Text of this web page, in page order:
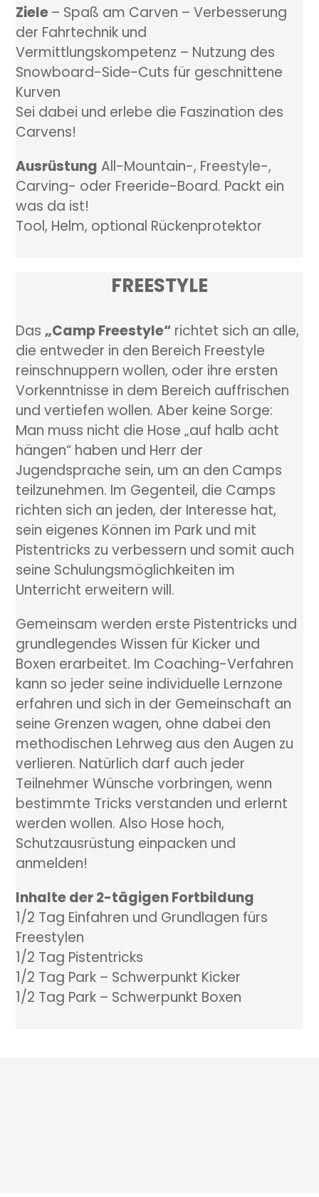
Ziele– Spaß am Carven – Verbesserung
der Fahrtechnik und
Vermittlungskompetenz – Nutzung des
Snowboard-Side-Cuts für geschnittene
Kurven
Sei dabei und erlebe die Faszination des
Carvens!
Ausrüstung All-Mountain-, Freestyle-,
Carving- oder Freeride-Board. Packt ein
was da ist!
Tool, Helm, optional Rückenprotektor
FREESTYLE
Das„Camp Freestyle“ richtet sich an alle,
die entweder in den Bereich Freestyle
reinschnuppern wollen, oder ihre ersten
Vorkenntnisse in dem Bereich auffrischen
und vertiefen wollen. Aber keine Sorge:
Man muss nicht die Hose „auf halb acht
hängen“ haben und Herr der
Jugendsprache sein, um an den Camps
teilzunehmen. Im Gegenteil, die Camps
richten sich an jeden, der Interesse hat,
sein eigenes Können im Park und mit
Pistentricks zu verbessern und somit auch
seine Schulungsmöglichkeiten im
Unterricht erweitern will.
Gemeinsam werden erste Pistentricks und
grundlegendes Wissen für Kicker und
Boxen erarbeitet. Im Coaching-Verfahren
kann so jeder seine individuelle Lernzone
erfahren und sich in der Gemeinschaft an
seine Grenzen wagen, ohne dabei den
methodischen Lehrweg aus den Augen zu
verlieren. Natürlich darf auch jeder
Teilnehmer Wünsche vorbringen, wenn
bestimmte Tricks verstanden und erlernt
werden wollen. Also Hose hoch,
Schutzausrüstung einpacken und
anmelden!
Inhalte der 2-tägigen Fortbildung
1/2 Tag Einfahren und Grundlagen fürs
Freestylen
1/2 Tag Pistentricks
1/2 Tag Park – Schwerpunkt Kicker
1/2 Tag Park – Schwerpunkt Boxen